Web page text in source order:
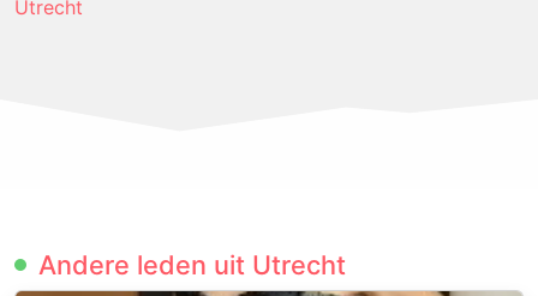
Utrecht
Andere leden uit Utrecht